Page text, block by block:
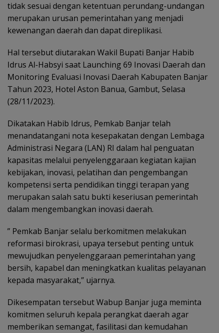
tidak sesuai dengan ketentuan perundang-undangan
merupakan urusan pemerintahan yang menjadi
kewenangan daerah dan dapat direplikasi.
Hal tersebut diutarakan Wakil Bupati Banjar Habib
Idrus Al-Habsyi saat Launching 69 Inovasi Daerah dan
Monitoring Evaluasi Inovasi Daerah Kabupaten Banjar
Tahun 2023, Hotel Aston Banua, Gambut, Selasa
(28/11/2023).
Dikatakan Habib Idrus, Pemkab Banjar telah
menandatangani nota kesepakatan dengan Lembaga
Administrasi Negara (LAN) RI dalam hal penguatan
kapasitas melalui penyelenggaraan kegiatan kajian
kebijakan, inovasi, pelatihan dan pengembangan
kompetensi serta pendidikan tinggi terapan yang
merupakan salah satu bukti keseriusan pemerintah
dalam mengembangkan inovasi daerah.
” Pemkab Banjar selalu berkomitmen melakukan
reformasi birokrasi, upaya tersebut penting untuk
mewujudkan penyelenggaraan pemerintahan yang
bersih, kapabel dan meningkatkan kualitas pelayanan
kepada masyarakat,” ujarnya.
Dikesempatan tersebut Wabup Banjar juga meminta
komitmen seluruh kepala perangkat daerah agar
memberikan semangat, fasilitasi dan kemudahan